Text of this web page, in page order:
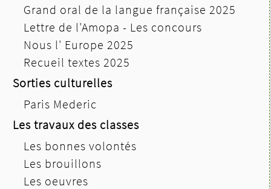
Grand oral de la langue française 2025
Lettre de l'Amopa - Les concours
Nous l' Europe 2025
Recueil textes 2025
Sorties culturelles
Paris Mederic
Les travaux des classes
Les bonnes volontés
Les brouillons
Les oeuvres